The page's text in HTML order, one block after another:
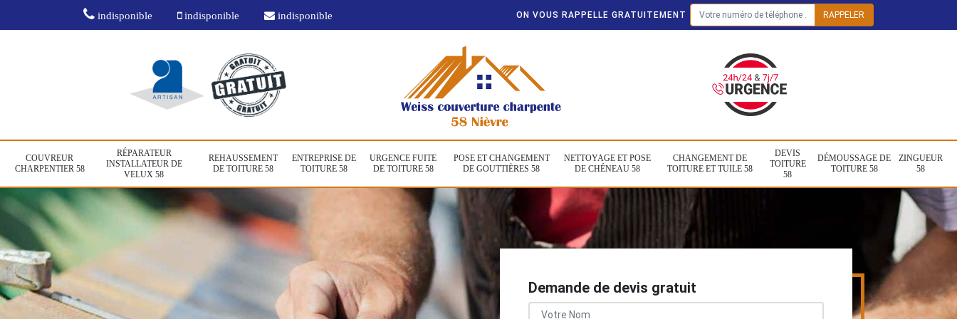
indisponible indisponible indisponible ON VOUS RAPPELLE GRATUITEMENT
COUVREUR
CHARPENTIER 58
RÉPARATEUR
INSTALLATEUR DE
VELUX 58
REHAUSSEMENT
DE TOITURE 58
ENTREPRISE DE
TOITURE 58
URGENCE FUITE
DE TOITURE 58
POSE ET CHANGEMENT
DE GOUTTIÈRES 58
NETTOYAGE ET POSE
DE CHÉNEAU 58
CHANGEMENT DE
TOITURE ET TUILE 58
DEVIS
TOITURE
58
DÉMOUSSAGE DE
TOITURE 58
ZINGUEUR
58
Demande de devis gratuit